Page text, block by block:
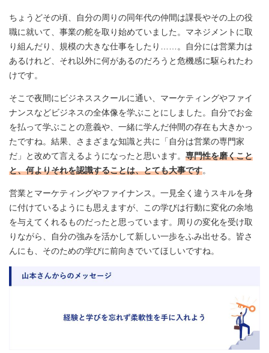
ちょうどその頃、自分の周りの同年代の仲間は課長やその上の役
職に就いて、事業の舵を取り始めていました。マネジメントに取
り組んだり、規模の大きな仕事をしたり……。自分には営業力は
あるけれど、それ以外に何があるのだろうと危機感に駆られたわ
けです。
そこで夜間にビジネススクールに通い、マーケティングやファイ
ナンスなどビジネスの全体像を学ぶことにしました。自分でお金
を払って学ぶことの意義や、一緒に学んだ仲間の存在も大きかっ
たですね。結果、さまざまな知識と共に「自分は営業の専門家
だ」と改めて言えるようになったと思います。 専門性を磨くこと
と、何よりそれを認識することは、とても大事です。
営業とマーケティングやファイナンス。一見全く違うスキルを身
に付けているようにも思えますが、この学びは行動に変化の余地
を与えてくれるものだったと思っています。周りの変化を受け取
りながら、自分の強みを活かして新しい一歩をふみ出せる。皆さ
んにも、そのための学びに前向きでいてほしいですね。